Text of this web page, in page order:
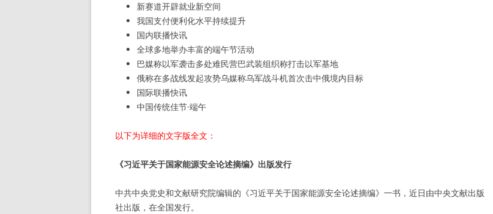
新赛道开辟就业新空间
我国支付便利化水平持续提升
国内联播快讯
全球多地举办丰富的端午节活动
巴媒称以军袭击多处难民营巴武装组织称打击以军基地
俄称在多战线发起攻势乌媒称乌军战斗机首次击中俄境内目标
国际联播快讯
中国传统佳节·端午
以下为详细的文字版全文：
《习近平关于国家能源安全论述摘编》出版发行
中共中央党史和文献研究院编辑的《习近平关于国家能源安全论述摘编》一书，近日由中央文献出版
社出版，在全国发行。